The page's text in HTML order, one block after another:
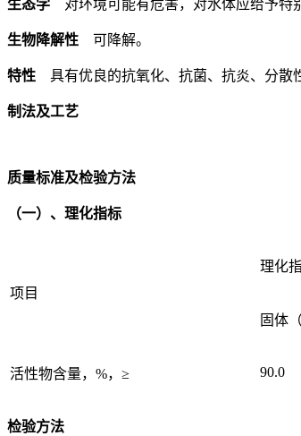
生态学 对环境可能有危害，对水体应给予特
生物降解性 可降解。
特性 具有优良的抗氧化、抗菌、抗炎、分散
制法及工艺
质量标准及检验方法
（一）、理化指标
项目
理化
固体
活性物含量，%，≥ 90.0
检验方法